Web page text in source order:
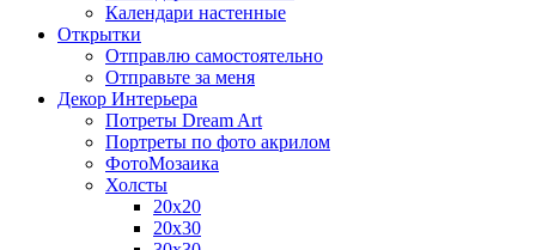
Календари настенные
Открытки
Отправлю самостоятельно
Отправьте за меня
Декор Интерьера
Потреты Dream Art
Портреты по фото акрилом
ФотоМозаика
Холсты
20х20
20х30